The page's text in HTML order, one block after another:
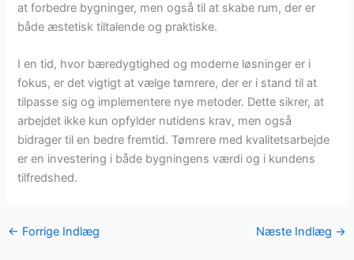
at forbedre bygninger, men også til at skabe rum, der er
både æstetisk tiltalende og praktiske.
I en tid, hvor bæredygtighed og moderne løsninger er i
fokus, er det vigtigt at vælge tømrere, der er i stand til at
tilpasse sig og implementere nye metoder. Dette sikrer, at
arbejdet ikke kun opfylder nutidens krav, men også
bidrager til en bedre fremtid. Tømrere med kvalitetsarbejde
er en investering i både bygningens værdi og i kundens
tilfredshed.
← Forrige Indlæg Næste Indlæg →